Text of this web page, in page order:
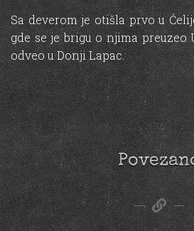
Sa deverom je otišla prvo u
gde se je brigu o njima preuzeo
odveo u Donji Lapac.